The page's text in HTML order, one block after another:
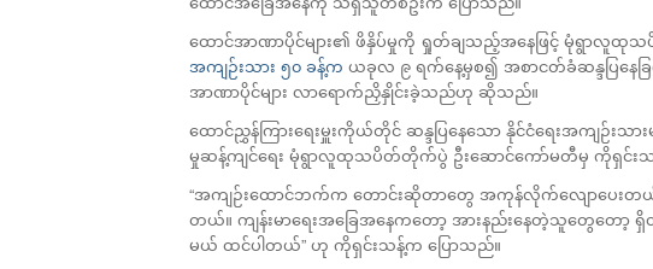
ထောင်အာဏာပိုင်များ၏ ဖိနှိပ်မှုကို ရှုတ်ချသည့်အနေဖြင့် မုံရွာလူထုသပိ
အကျဉ်းသား ၅၀ ခန့်က ယခုလ ၉ ရက်နေ့မှစ၍ အစာငတ်ခံဆန္ဒပြနေခြ
အာဏာပိုင်များ လာရောက်ညှိနှိုင်းခဲ့သည်ဟု ဆိုသည်။
ထောင်ညွှန်ကြားရေးမှူးကိုယ်တိုင် ဆန္ဒပြနေသော နိုင်ငံရေးအကျဉ်းသ
မှုဆန့်ကျင်ရေး မုံရွာလူထုသပိတ်တိုက်ပွဲ ဦးဆောင်ကော်မတီမှ ကိုရှင်း
“အကျဉ်းထောင်ဘက်က တောင်းဆိုတာတွေ အကုန်လိုက်လျောပေးတယ်လို့
တယ်။ ကျန်းမာရေးအခြေအနေကတော့ အားနည်းနေတဲ့သူတွေတော့ ရှိတာ
မယ် ထင်ပါတယ်” ဟု ကိုရှင်းသန့်က ပြောသည်။